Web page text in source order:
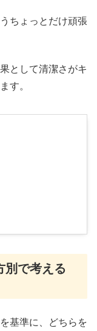
ちょっとだけ頑張
として清潔さがキ
す。
別で考える
基準に、どちらを